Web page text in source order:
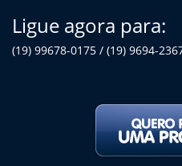
Ligue agora para:
(19) 99678-0175 / (19) 9694-